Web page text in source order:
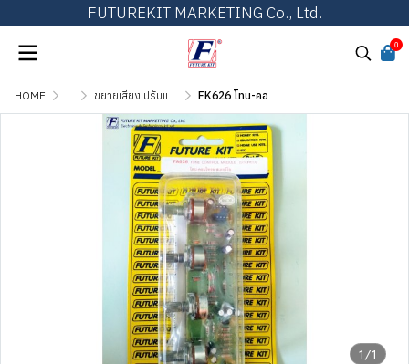
FUTUREKIT MARKETING Co., Ltd.
0
HOME ... ขยายเสียง ปรับแต่งเสียง และวงจรต่อพ่วง FK626 โทน-คอนโทรล สเตอริโอ
1/1